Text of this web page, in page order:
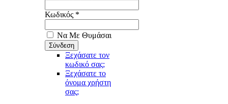
Κωδικός *
Να Με Θυμάσαι
Ξεχάσατε τον
κωδικό σας;
Ξεχάσατε το
όνομα χρήστη
σας;